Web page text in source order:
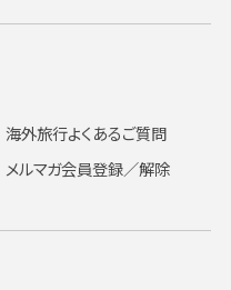
海外旅行よくあるご質問
メルマガ会員登録／解除